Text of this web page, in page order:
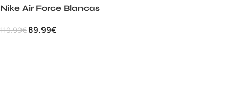
Nike Air Force Blancas
119.99€ 89.99€